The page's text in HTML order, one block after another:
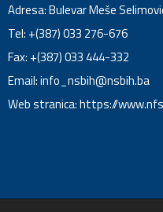
Adresa: Bulevar Meše
Tel: +(387) 033 276-676
Fax: +(387) 033 444-332
Email:info_nsbih@nsbih.ba
Web stranica: https://